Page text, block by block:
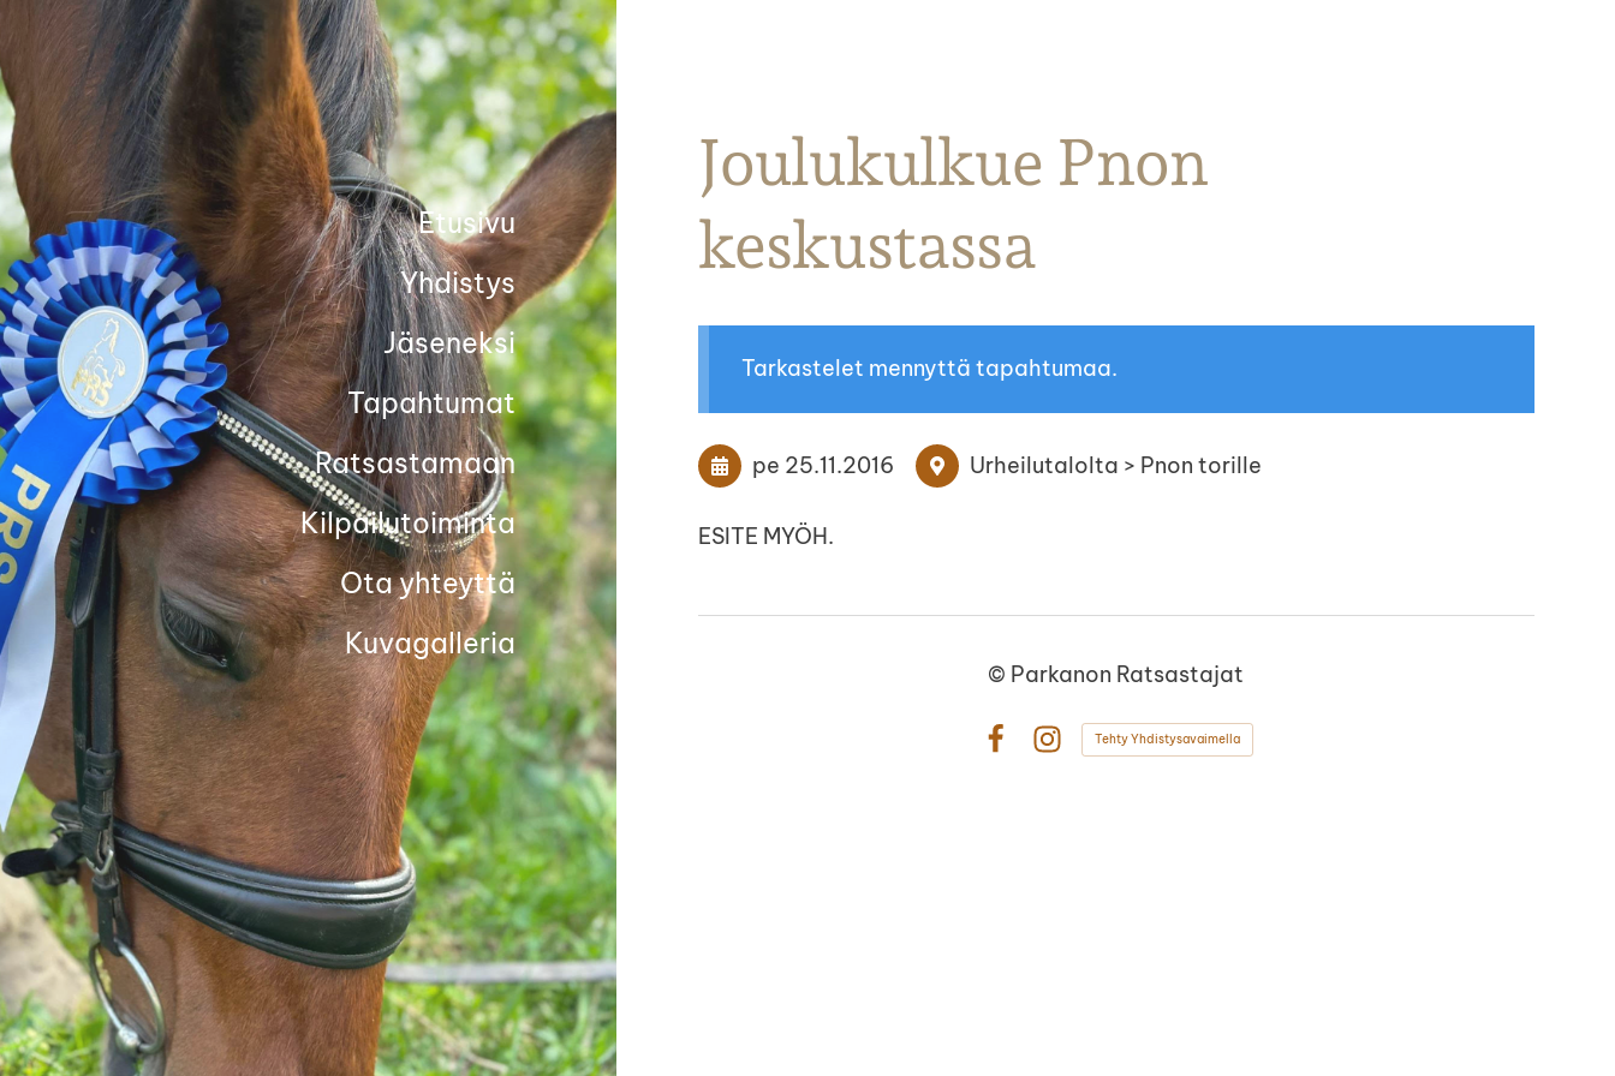
Siirry
sivun
sisältöön
Parkanon Ratsastajat
Etusivu
Yhdistys
Jäseneksi
Tapahtumat
Ratsastamaan
Kilpailutoiminta
Ota yhteyttä
Kuvagalleria
Joulukulkue Pnon
keskustassa
Tarkastelet mennyttä tapahtumaa.
pe 25.11.2016 Urheilutalolta > Pnon torille
ESITE MYÖH.
© Parkanon Ratsastajat
Tehty Yhdistysavaimella